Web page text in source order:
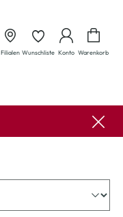
Filialen Wunschliste Konto Warenkorb